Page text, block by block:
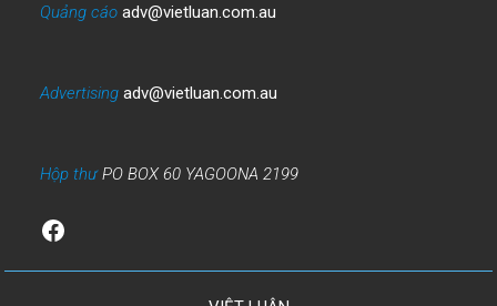
Quảng cáo adv@vietluan.com.au
Advertising adv@vietluan.com.au
Hộp thưPO BOX 60 YAGOONA 2199
Facebook